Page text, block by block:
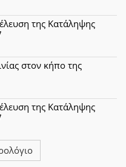
της Κατάληψης
στον κήπο της
της Κατάληψης